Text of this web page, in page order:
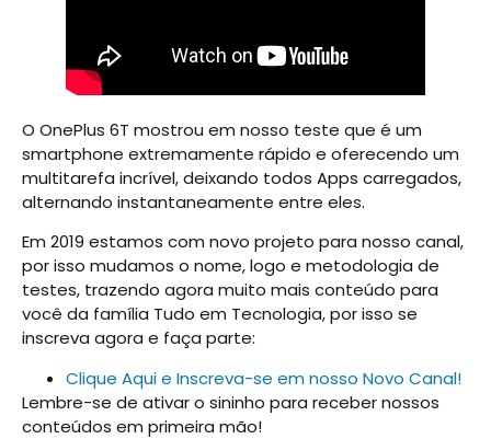
O OnePlus 6T mostrou em nosso teste que é um
smartphone extremamente rápido e oferecendo um
multitarefa incrível, deixando todos Apps carregados,
alternando instantaneamente entre eles.
Em 2019 estamos com novo projeto para nosso canal,
por isso mudamos o nome, logo e metodologia de
testes, trazendo agora muito mais conteúdo para
você da família Tudo em Tecnologia, por isso se
inscreva agora e faça parte:
Clique Aqui e Inscreva-se em nosso Novo Canal!
Lembre-se de ativar o sininho para receber nossos
conteúdos em primeira mão!